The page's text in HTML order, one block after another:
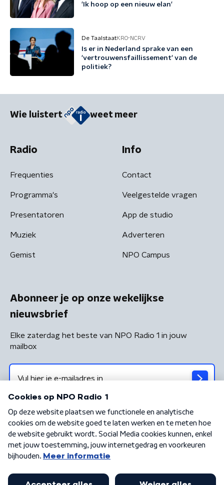
'Ik hoop op een nieuw elan'
De TaalstaatKRO-NCRV
Is er in Nederland sprake van een
'vertrouwensfaillissement' van de
politiek?
Wie luistert weet meer
Radio
Frequenties
Programma's
Presentatoren
Muziek
Gemist
Info
Contact
Veelgestelde vragen
App de studio
Adverteren
NPO Campus
Abonneer je op onze wekelijkse
nieuwsbrief
Elke zaterdag het beste van NPO Radio 1 in jouw
mailbox
Algemene voorwaarden